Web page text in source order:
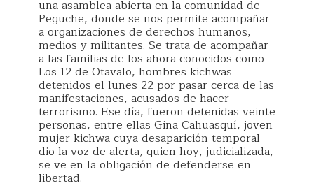
una asamblea abierta en la comunidad de
Peguche, donde se nos permite acompañar
a organizaciones de derechos humanos,
medios y militantes. Se trata de acompañar
a las familias de los ahora conocidos como
Los 12 de Otavalo, hombres kichwas
detenidos el lunes 22 por pasar cerca de las
manifestaciones, acusados de hacer
terrorismo. Ese día, fueron detenidas veinte
personas, entre ellas Gina Cahuasquí, joven
mujer kichwa cuya desaparición temporal
dio la voz de alerta, quien hoy, judicializada,
se ve en la obligación de defenderse en
libertad.